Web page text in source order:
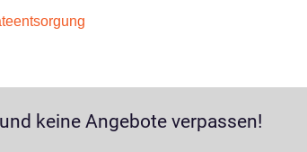
keine Angebote verpassen!